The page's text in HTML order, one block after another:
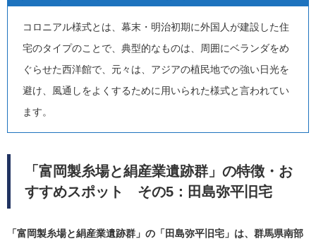
コロニアル様式とは、幕末・明治初期に外国人が建設した住
宅のタイプのことで、典型的なものは、周囲にベランダをめ
ぐらせた西洋館で、元々は、アジアの植民地での強い日光を
避け、風通しをよくするために用いられた様式と言われてい
ます。
「富岡製糸場と絹産業遺跡群」の特徴・お
すすめスポット その5：田島弥平旧宅
「富岡製糸場と絹産業遺跡群」の「田島弥平旧宅」は、群馬県南部